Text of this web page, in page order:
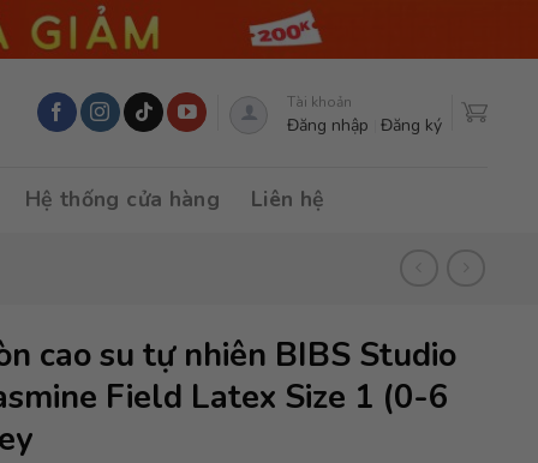
Tài khoản
Đăng nhập Đăng ký
Hệ thống cửa hàng Liên hệ
cao su tự nhiên BIBS Studio
Field Latex Size 1 (0-6